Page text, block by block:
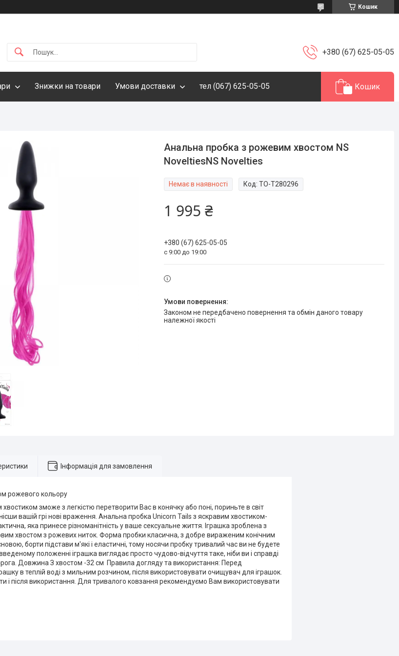
Кошик
+380 (67) 625-05-05
Знижки на товари Умови доставки тел (067) 625-05-05 Кошик
Анальна пробка з рожевим хвостом NS
NoveltiesNS Novelties
Немає в наявності Код:TO-T280296
1 995 ₴
+380 (67) 625-05-05
с 9:00 до 19:00
Законом не передбачено повернення та обмін даного товару
належної якості
Інформація для замовлення
рожевого кольору
зможе з легкістю перетворити Вас в конячку або поні, пориньте в світ
вашій грі нові враження. Анальна пробка Unicorn Tails з яскравим хвостиком-
яка принесе різноманітність у ваше сексуальне життя. Іграшка зроблена з
хвостом з рожевих ниток. Форма пробки класична, з добре вираженим конічним
борти підстави м'які і еластичні, тому носячи пробку тривалий час ви не будете
положенні іграшка виглядає просто чудово-відчуття таке, ніби ви і справді
Довжина З хвостом -32 см Правила догляду та використання: Перед
в теплій воді з мильним розчином, після використовувати очищувач для іграшок.
і після використання. Для тривалого ковзання рекомендуємо Вам використовувати